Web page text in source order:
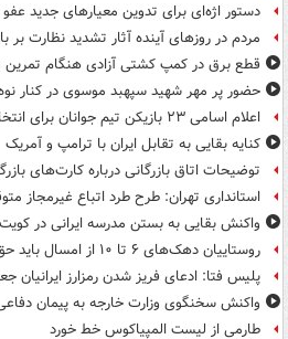
دستور اژه‌ای برای تدوین معیارهای جدید عفو
مردم در روزهای آینده آثار تشدید نظارت بر
قطع برق در کمپ کشتی آزادی هنگام تمرین
حضور پر مهر شهید سپهبد موسوی در کنار
اعلام اسامی ۲۳ بازیکن تیم جوانان برای انتخابی جام ملت‌ها
کنایه بقایی به تقابل ایران با ترامپ و آمریک
توضیحات اتاق بازرگانی درباره کارت‌های
استانداری تهران: طرح طرد اتباع غیرمجاز
واکنش بقایی به بستن مدرسه ایرانی در کویت
روستاییان دهک‌های ۶ تا ۱۰ از امسال باید حق بیمه بپردازند
پلیس فتا: ادعای فریز شدن رمزارز ایرانیان
واکنش سخنگوی وزارت خارجه به پیمان
طارمی از لیست المپیاکوس خط خورد